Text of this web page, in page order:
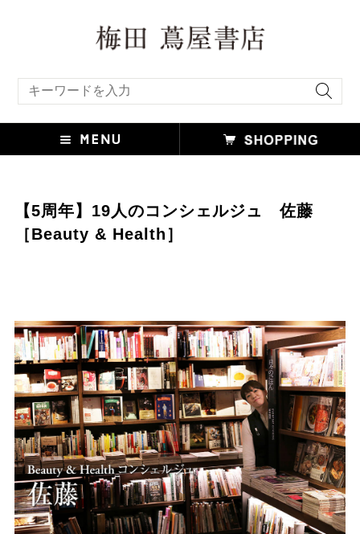
【5周年】19人のコンシェルジュ 佐藤
［Beauty & Health］